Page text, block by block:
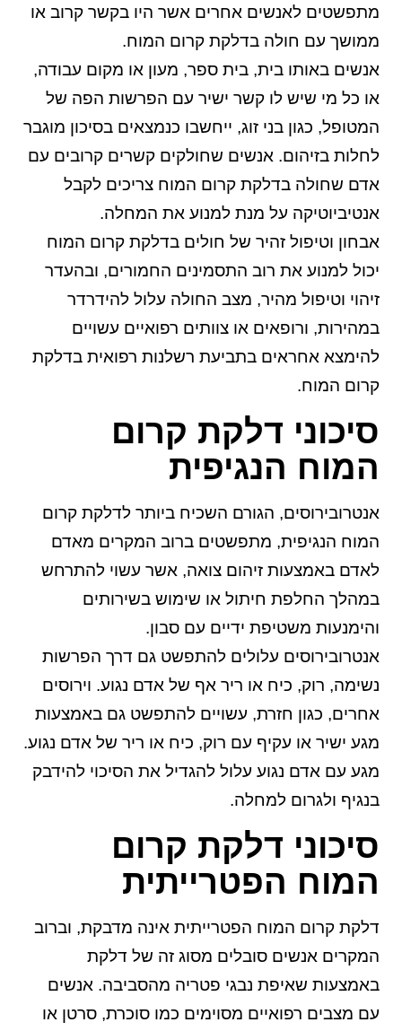
מתפשטים לאנשים אחרים אשר היו בקשר קרוב או
ממושך עם חולה בדלקת קרום המוח.
אנשים באותו בית, בית ספר, מעון או מקום עבודה,
או כל מי שיש לו קשר ישיר עם הפרשות הפה של
המטופל, כגון בני זוג, ייחשבו כנמצאים בסיכון מוגבר
לחלות בזיהום. אנשים שחולקים קשרים קרובים עם
אדם שחולה בדלקת קרום המוח צריכים לקבל
אנטיביוטיקה על מנת למנוע את המחלה.
אבחון וטיפול זהיר של חולים בדלקת קרום המוח
יכול למנוע את רוב התסמינים החמורים, ובהעדר
זיהוי וטיפול מהיר, מצב החולה עלול להידרדר
במהירות, ורופאים או צוותים רפואיים עשויים
להימצא אחראים בתביעת רשלנות רפואית בדלקת
קרום המוח.
סיכוני דלקת קרום
המוח הנגיפית
אנטרובירוסים, הגורם השכיח ביותר לדלקת קרום
המוח הנגיפית, מתפשטים ברוב המקרים מאדם
לאדם באמצעות זיהום צואה, אשר עשוי להתרחש
במהלך החלפת חיתול או שימוש בשירותים
והימנעות משטיפת ידיים עם סבון.
אנטרובירוסים עלולים להתפשט גם דרך הפרשות
נשימה, רוק, כיח או ריר אף של אדם נגוע. וירוסים
אחרים, כגון חזרת, עשויים להתפשט גם באמצעות
מגע ישיר או עקיף עם רוק, כיח או ריר של אדם נגוע.
מגע עם אדם נגוע עלול להגדיל את הסיכוי להידבק
בנגיף ולגרום למחלה.
סיכוני דלקת קרום
המוח הפטרייתית
דלקת קרום המוח הפטרייתית אינה מדבקת, וברוב
המקרים אנשים סובלים מסוג זה של דלקת
באמצעות שאיפת נבגי פטריה מהסביבה. אנשים
עם מצבים רפואיים מסוימים כמו סוכרת, סרטן או